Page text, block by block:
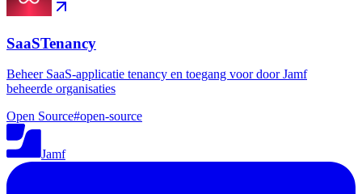
SaaSTenancy
Beheer SaaS-applicatie tenancy en toegang voor door Jamf
beheerde organisaties
Open Source#open-source
Jamf